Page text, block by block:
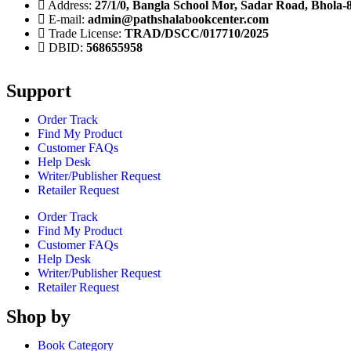
Address: 27/1/0, Bangla School Mor, Sadar Road, Bhola-
E-mail: admin@pathshalabookcenter.com
Trade License: TRAD/DSCC/017710/2025
DBID: 568655958
Support
Order Track
Find My Product
Customer FAQs
Help Desk
Writer/Publisher Request
Retailer Request
Order Track
Find My Product
Customer FAQs
Help Desk
Writer/Publisher Request
Retailer Request
Shop by
Book Category